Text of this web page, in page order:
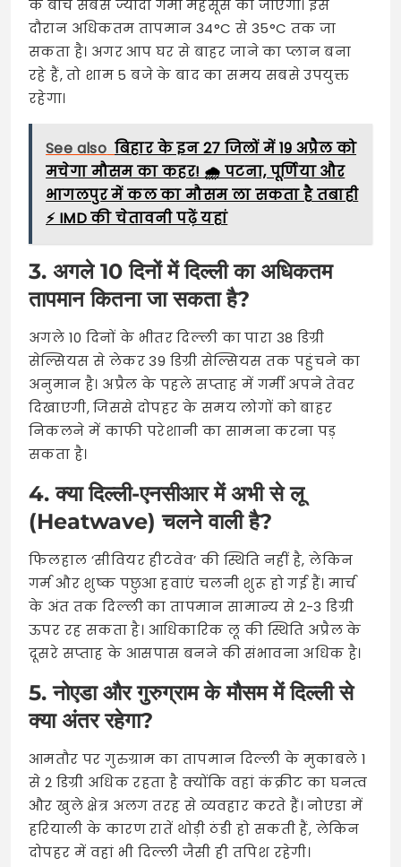
के बीच सबसे ज्यादा गर्मी महसूस की जाएगी। इस
दौरान अधिकतम तापमान 34°C से 35°C तक जा
सकता है। अगर आप घर से बाहर जाने का प्लान बना
रहे हैं, तो शाम 5 बजे के बाद का समय सबसे उपयुक्त
रहेगा।
See also बिहार के इन 27 जिलों में 19 अप्रैल को
मचेगा मौसम का कहर! 🌧️ पटना, पूर्णिया और
भागलपुर में कल का मौसम ला सकता है तबाही
⚡ IMD की चेतावनी पढ़ें यहां
3. अगले 10 दिनों में दिल्ली का अधिकतम
तापमान कितना जा सकता है?
अगले 10 दिनों के भीतर दिल्ली का पारा 38 डिग्री
सेल्सियस से लेकर 39 डिग्री सेल्सियस तक पहुंचने का
अनुमान है। अप्रैल के पहले सप्ताह में गर्मी अपने तेवर
दिखाएगी, जिससे दोपहर के समय लोगों को बाहर
निकलने में काफी परेशानी का सामना करना पड़
सकता है।
4. क्या दिल्ली-एनसीआर में अभी से लू
(Heatwave) चलने वाली है?
फिलहाल ‘सीवियर हीटवेव’ की स्थिति नहीं है, लेकिन
गर्म और शुष्क पछुआ हवाएं चलनी शुरू हो गई हैं। मार्च
के अंत तक दिल्ली का तापमान सामान्य से 2-3 डिग्री
ऊपर रह सकता है। आधिकारिक लू की स्थिति अप्रैल के
दूसरे सप्ताह के आसपास बनने की संभावना अधिक है।
5. नोएडा और गुरुग्राम के मौसम में दिल्ली से
क्या अंतर रहेगा?
आमतौर पर गुरुग्राम का तापमान दिल्ली के मुकाबले 1
से 2 डिग्री अधिक रहता है क्योंकि वहां कंक्रीट का घनत्व
और खुले क्षेत्र अलग तरह से व्यवहार करते हैं। नोएडा में
हरियाली के कारण रातें थोड़ी ठंडी हो सकती हैं, लेकिन
दोपहर में वहां भी दिल्ली जैसी ही तपिश रहेगी।